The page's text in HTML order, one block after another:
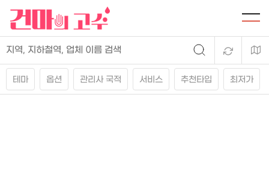
테마 옵션 관리사 국적 서비스 추천타입 최저가